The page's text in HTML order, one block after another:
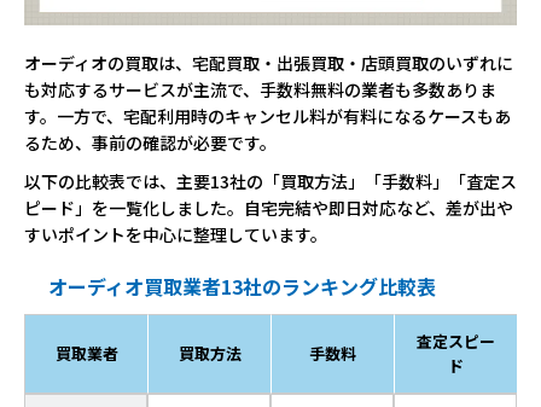
オーディオの買取は、宅配買取・出張買取・店頭買取のいずれに
も対応するサービスが主流で、手数料無料の業者も多数ありま
す。一方で、宅配利用時のキャンセル料が有料になるケースもあ
るため、事前の確認が必要です。
以下の比較表では、主要13社の「買取方法」「手数料」「査定ス
ピード」を一覧化しました。自宅完結や即日対応など、差が出や
すいポイントを中心に整理しています。
オーディオ買取業者13社のランキング比較表
買取業者 買取方法 手数料
査定スピー
ド